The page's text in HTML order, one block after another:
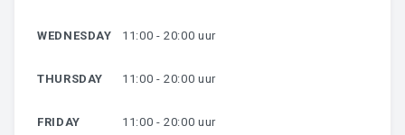
WEDNESDAY 11:00 - 20:00 uur
THURSDAY 11:00 - 20:00 uur
FRIDAY 11:00 - 20:00 uur